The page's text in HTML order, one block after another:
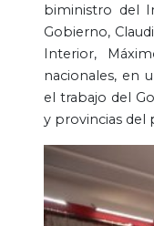
biministro del
Gobierno,
Interior,
nacionales, en
el trabajo del
y provincias del